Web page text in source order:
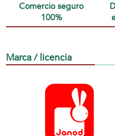
Comercio seguro
100%
Marca / licencia